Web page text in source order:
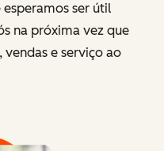
ser útil
na próxima vez que
e serviço ao